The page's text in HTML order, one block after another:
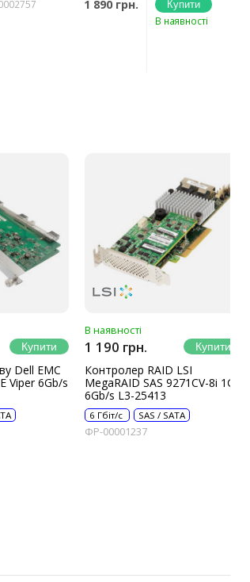
1 890 грн.
В наявності
Dell EMC
Viper 6Gb/s
В наявності
1 190 грн.
Контролер RAID LSI
MegaRAID SAS 9271CV-8i 1Gb
6Gb/s L3-25413
6 Гбіт/с SAS / SATA
ФР-00001237